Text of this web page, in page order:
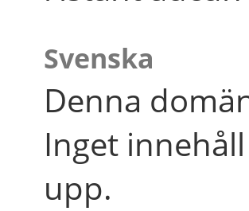
Svenska
Denna
Inget
upp.